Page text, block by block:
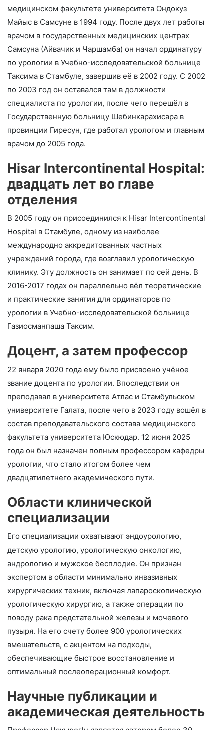
медицинском факультете университета Ондокуз
Майыс в Самсуне в 1994 году. После двух лет работы
врачом в государственных медицинских центрах
Самсуна (Айвачик и Чаршамба) он начал ординатуру
по урологии в Учебно-исследовательской больнице
Таксима в Стамбуле, завершив её в 2002 году. С 2002
по 2003 год он оставался там в должности
специалиста по урологии, после чего перешёл в
Государственную больницу Шебинкарахисара в
провинции Гиресун, где работал урологом и главным
врачом до 2005 года.
Hisar Intercontinental Hospital:
двадцать лет во главе
отделения
В 2005 году он присоединился к Hisar Intercontinental
Hospital в Стамбуле, одному из наиболее
международно аккредитованных частных
учреждений города, где возглавил урологическую
клинику. Эту должность он занимает по сей день. В
2016-2017 годах он параллельно вёл теоретические
и практические занятия для ординаторов по
урологии в Учебно-исследовательской больнице
Газиосманпаша Таксим.
Доцент, а затем профессор
22 января 2020 года ему было присвоено учёное
звание доцента по урологии. Впоследствии он
преподавал в университете Атлас и Стамбульском
университете Галата, после чего в 2023 году вошёл в
состав преподавательского состава медицинского
факультета университета Юскюдар. 12 июня 2025
года он был назначен полным профессором кафедры
урологии, что стало итогом более чем
двадцатилетнего академического пути.
Области клинической
специализации
Его специализации охватывают эндоурологию,
детскую урологию, урологическую онкологию,
андрологию и мужское бесплодие. Он признан
экспертом в области минимально инвазивных
хирургических техник, включая лапароскопическую
урологическую хирургию, а также операции по
поводу рака предстательной железы и мочевого
пузыря. На его счету более 900 урологических
вмешательств, с акцентом на подходы,
обеспечивающие быстрое восстановление и
оптимальный послеоперационный комфорт.
Научные публикации и
академическая деятельность